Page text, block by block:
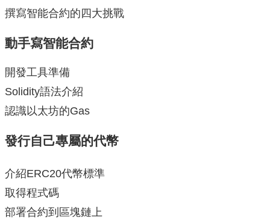
撰寫智能合約的四大挑戰
動手寫智能合約
開發工具準備
Solidity語法介紹
認識以太坊的Gas
發行自己專屬的代幣
介紹ERC20代幣標準
取得程式碼
部署合約到區塊鏈上